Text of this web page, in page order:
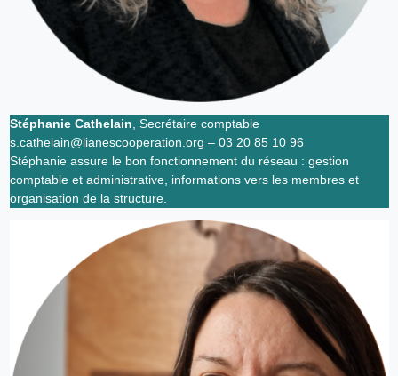
Stéphanie Cathelain , Secrétaire comptable
s.cathelain@lianescooperation.org – 03 20 85 10 96
Stéphanie assure le bon fonctionnement du réseau : gestion
comptable et administrative, informations vers les membres et
organisation de la structure.